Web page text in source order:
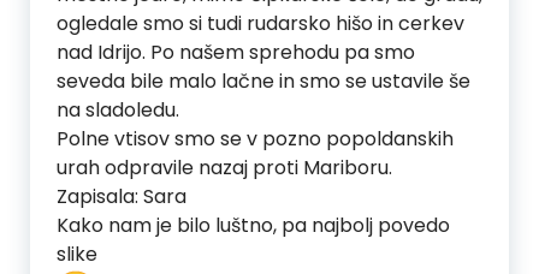
ogledale smo si tudi rudarsko hišo in cerkev
nad Idrijo. Po našem sprehodu pa smo
seveda bile malo lačne in smo se ustavile še
na sladoledu.
Polne vtisov smo se v pozno popoldanskih
urah odpravile nazaj proti Mariboru.
Zapisala: Sara
Kako nam je bilo luštno, pa najbolj povedo
slike